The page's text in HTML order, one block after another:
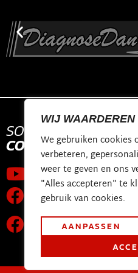
WIJ
We gebruiken cookies
verbeteren,
weer te geven en ons
"Alles accepteren" te
gebruik van cookies.
AANPASSEN
SOCIAL MEDIA
CONTACT
Youtube kanaal
Facebook pagina
Wereldwijde technische
ondersteuningsgroep